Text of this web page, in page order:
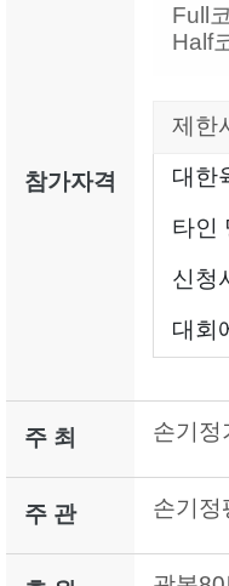
참가자격
Full
Half
제한
대한
타인
신청
대회
주 최 손기정
주 관 손기정